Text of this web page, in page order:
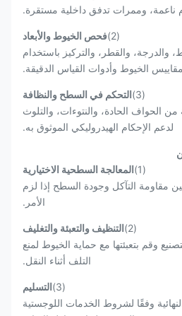
ناعمة، وممرات تدفق داخلية مستقرة.
(2)
فحص الخيوط والأبعاد
والقطر، والتركيز باستخدام
مقاييس الخيوط وأدوات القياس الدقيقة.
(3)
التحكم في السطح والنظافة
من الحواف الحادة، والنتوءات، والتلوث
لدعم الإحكام الهيدروليكي الموثوق به.
(1)
المعالجة السطحية الاختيارية
مقاومة التآكل وجودة السطح إذا لزم
الأمر.
(2)
التنظيف والتعبئة والتغليف
وقم بتعبئتها مع حماية الخيوط لمنع
التلف أثناء النقل.
(3)
التسليم
وفقًا لشروط الخدمات اللوجستية